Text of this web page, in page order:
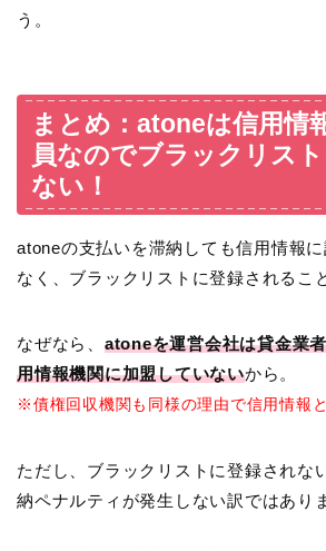
う。
まとめ：atoneは信用情
員なのでブラックリス
ない！
atoneの支払いを滞納しても信用情報
なく、ブラックリストに登録されるこ
なぜなら、 atoneを運営会社は貸金業
用情報機関に加盟していないから。
※債権回収機関も同様の理由で信用情報
ただし、ブラックリストに登録されな
納ペナルティが発生しない訳ではあり